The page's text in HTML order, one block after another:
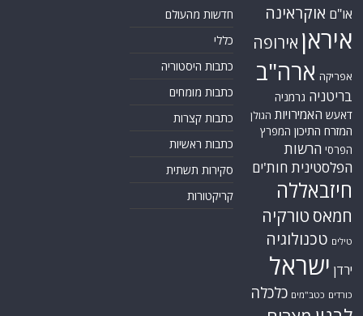
או"ם אוקראינה
איראן אירופה
אפריקה ארה"ב
בריטניה גרמניה
דאעש האמירויות הגולן
המזרח התיכון המפרץ
הפרסי הרשות
הפלסטינית חות'ים
חיזבאללה
חמאס טורקיה
טילים טכנולוגיה
ירדן ישראל
כורדים כטב"מים כלכלה
חדשות מהעולם
כללי
כתבות היסטוריה
כתבות מומחים
כתבות קצרות
כתבות ראשיות
סקירות תשתית
קריקטורות